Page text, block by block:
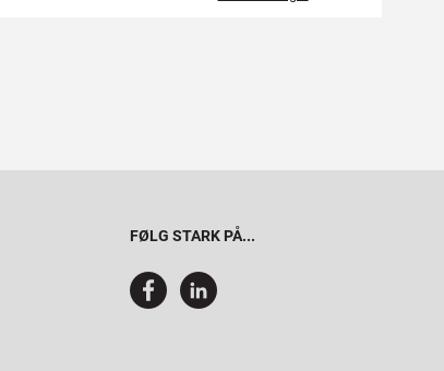
FØLG STARK PÅ...